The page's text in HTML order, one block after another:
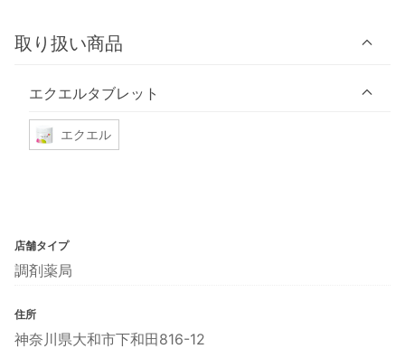
取り扱い商品
エクエルタブレット
エクエル
店舗タイプ
調剤薬局
住所
神奈川県大和市下和田816-12